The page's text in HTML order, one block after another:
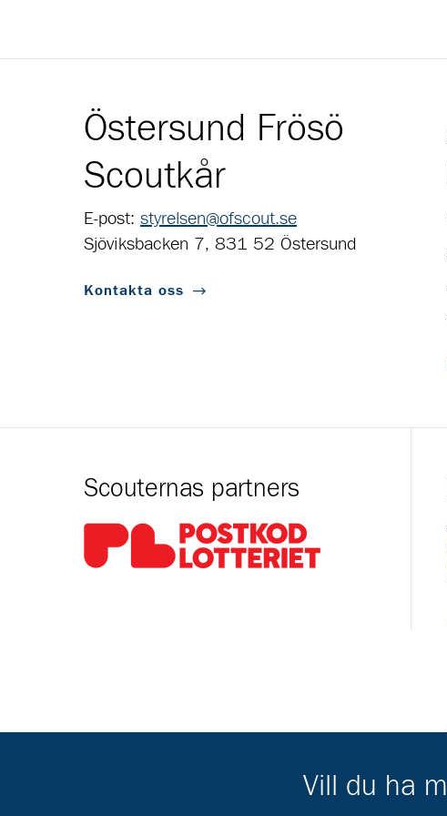
Östersund Frösö
Scoutkår
E-post: styrelsen@ofscout.se
Sjöviksbacken 7, 831 52 Östersund
Kontakta oss
Scouternas partners
Gå till pl_50
Vill du ha